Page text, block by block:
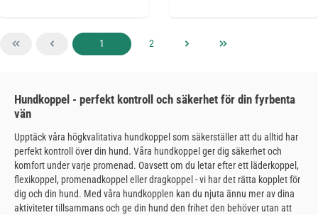
Sida
1 Sida
2
Hundkoppel - perfekt kontroll och säkerhet för din fyrbenta
vän
Upptäck våra högkvalitativa hundkoppel som säkerställer att du alltid har
perfekt kontroll över din hund. Våra hundkoppel ger dig säkerhet och
komfort under varje promenad. Oavsett om du letar efter ett läderkoppel,
flexikoppel, promenadkoppel eller dragkoppel - vi har det rätta kopplet för
dig och din hund. Med våra hundkopplen kan du njuta ännu mer av dina
aktiviteter tillsammans och ge din hund den frihet den behöver utan att